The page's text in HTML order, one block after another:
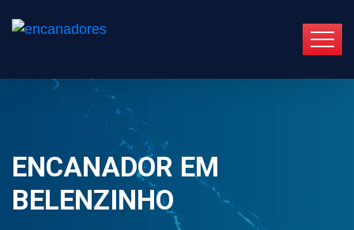
ENCANADOR EM
BELENZINHO